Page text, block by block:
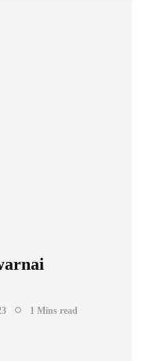
1 Mins read